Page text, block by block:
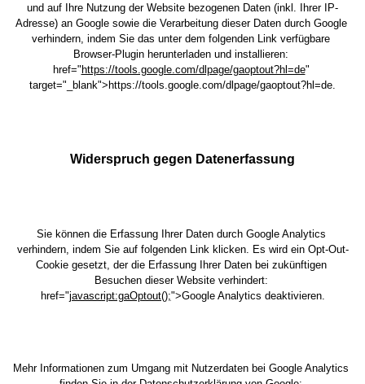
und auf Ihre Nutzung der Website bezogenen Daten (inkl. Ihrer IP-
Adresse) an Google sowie die Verarbeitung dieser Daten durch Google
verhindern, indem Sie das unter dem folgenden Link verfügbare
href=" https://tools.google.com/dlpage/gaoptout?hl=de"
target="_blank"> https://tools.google.com/dlpage/gaoptout?hl=de.
Widerspruch gegen Datenerfassung
Sie können die Erfassung Ihrer Daten durch Google Analytics
verhindern, indem Sie auf folgenden Link klicken. Es wird ein Opt-Out-
Cookie gesetzt, der die Erfassung Ihrer Daten bei zukünftigen
href="javascript:gaOptout();">Google Analytics deaktivieren.
Mehr Informationen zum Umgang mit Nutzerdaten bei Google Analytics